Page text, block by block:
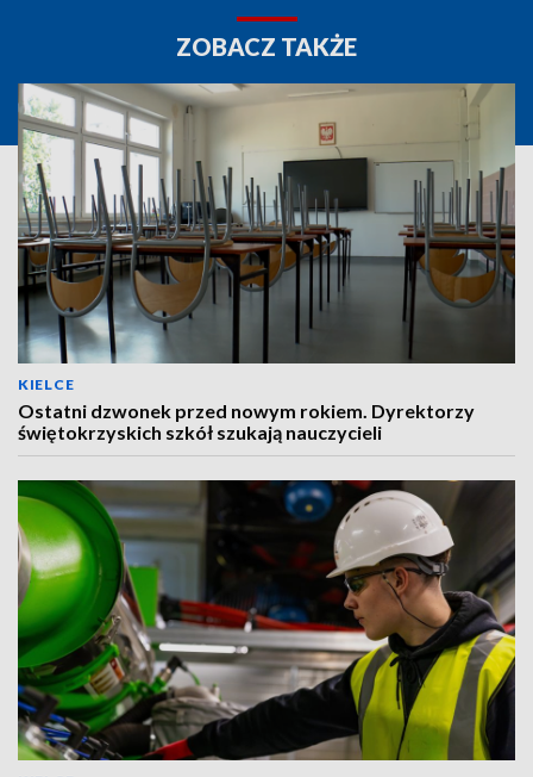
ZOBACZ TAKŻE
KIELCE
Ostatni dzwonek przed nowym rokiem. Dyrektorzy
świętokrzyskich szkół szukają nauczycieli